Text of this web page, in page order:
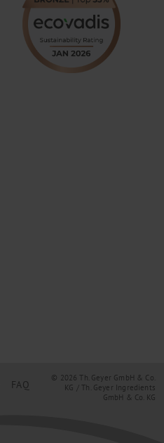
FAQ
© 2026 Th. Geyer GmbH & Co.
KG / Th. Geyer Ingredients
GmbH & Co. KG